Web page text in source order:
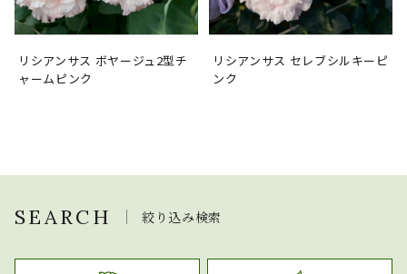
リシアンサス ボヤージュ2型チ
ャームピンク
リシアンサス セレブシルキーピ
ンク
SEARCH 絞り込み検索